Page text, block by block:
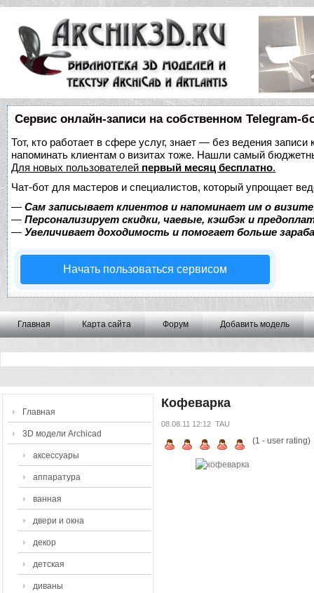
Сервис онлайн-записи на собственном Telegram-
Тот, кто работает в сфере услуг, знает — без ведения
напоминать клиентам о визитах тоже. Нашли самый
Для новых пользователей первый месяц бесплатно.
Чат-бот для мастеров и специалистов, который упрощает
— Сам записывает клиентов и напоминает им о
— Персонализирует скидки, чаевые, кэшбэк и
— Увеличивает доходимость и помогает больше
Начать пользоваться сервисом
Главная Карта сайта Форум Добавить модель
Главная
3D модели Archicad
аксессуары
аппаратура
ванная
двери и окна
декор
детская
диваны
Кофеварка
08.08.11 12:12 TAU
(1 - user rating)